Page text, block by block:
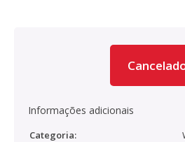
Informações adicionais
Categoria: